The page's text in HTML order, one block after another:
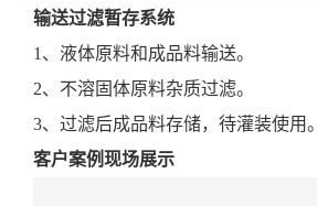
输送过滤暂存系统
1、液体原料和成品料输送。
2、不溶固体原料杂质过滤。
3、过滤后成品料存储，待灌装使用。
客户案例现场展示